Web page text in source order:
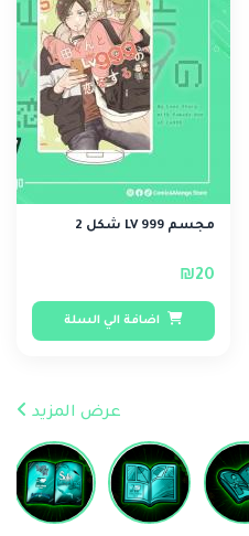
مجسم LV 999 شكل 2
₪20
اضافة الي السلة
عرض المزيد